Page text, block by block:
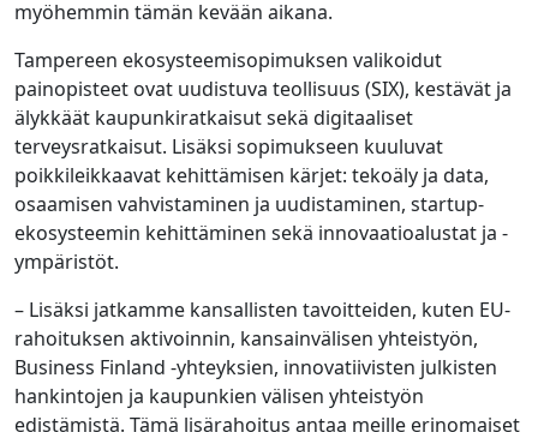
myöhemmin tämän kevään aikana.
Tampereen ekosysteemisopimuksen valikoidut
painopisteet ovat uudistuva teollisuus (SIX), kestävät ja
älykkäät kaupunkiratkaisut sekä digitaaliset
terveysratkaisut. Lisäksi sopimukseen kuuluvat
poikkileikkaavat kehittämisen kärjet: tekoäly ja data,
osaamisen vahvistaminen ja uudistaminen, startup-
ekosysteemin kehittäminen sekä innovaatioalustat ja -
ympäristöt.
– Lisäksi jatkamme kansallisten tavoitteiden, kuten EU-
rahoituksen aktivoinnin, kansainvälisen yhteistyön,
Business Finland -yhteyksien, innovatiivisten julkisten
hankintojen ja kaupunkien välisen yhteistyön
edistämistä. Tämä lisärahoitus antaa meille erinomaiset